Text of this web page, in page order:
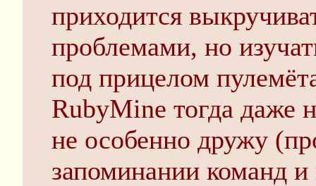
приходится
проблемами, но
под прицелом
RubyMine тогда даже
не особенно дружу
запоминании команд